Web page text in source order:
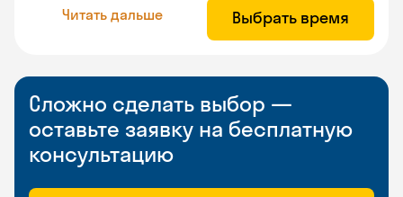
Читать дальше Выбрать время
Сложно сделать выбор —
оставьте заявку на бесплатную
консультацию